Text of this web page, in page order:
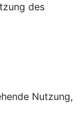
des
Nutzung,